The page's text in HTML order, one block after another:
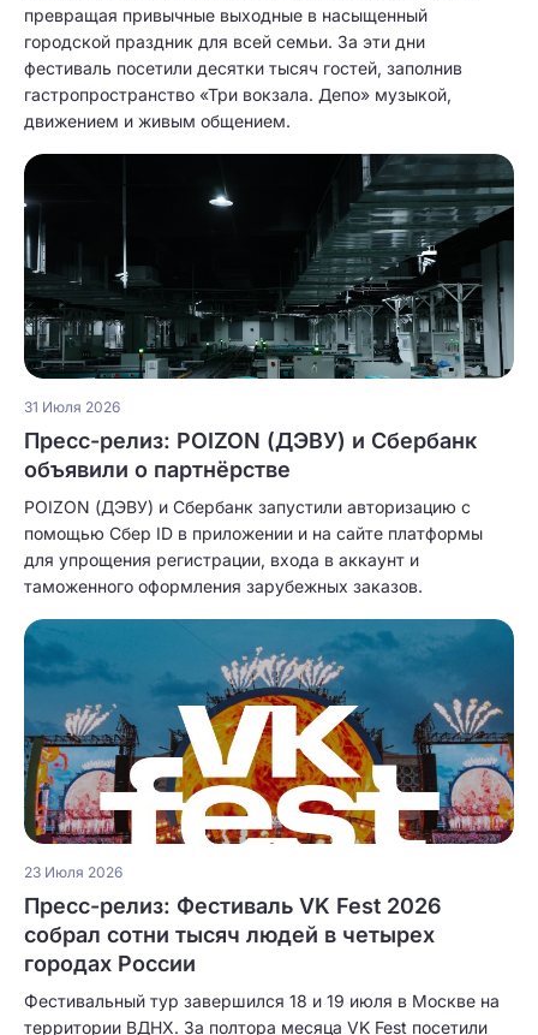
превращая привычные выходные в насыщенный
городской праздник для всей семьи. За эти дни
фестиваль посетили десятки тысяч гостей, заполнив
гастропространство «Три вокзала. Депо» музыкой,
движением и живым общением.
31 Июля 2026
Пресс-релиз: POIZON (ДЭВУ) и Сбербанк
объявили о партнёрстве
POIZON (ДЭВУ) и Сбербанк запустили авторизацию с
помощью Сбер ID в приложении и на сайте платформы
для упрощения регистрации, входа в аккаунт и
таможенного оформления зарубежных заказов.
23 Июля 2026
Пресс-релиз: Фестиваль VK Fest 2026
собрал сотни тысяч людей в четырех
городах России
Фестивальный тур завершился 18 и 19 июля в Москве на
территории ВДНХ. За полтора месяца VK Fest посетили